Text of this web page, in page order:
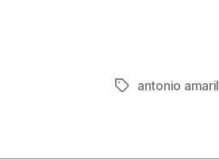
Etiquetas
antonio